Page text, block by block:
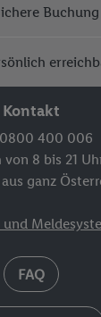
Buchung
Kontakt
400 006
8 bis 21
ganz
FAQ